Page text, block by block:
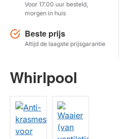
TOON PRODUCTEN
Voor 17.00 uur besteld,
morgen in huis
Beste prijs
Altijd de laagste prijsgarantie
Whirlpool